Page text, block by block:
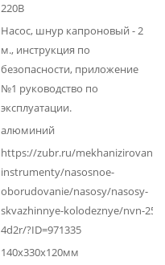
220В
Насос, шнур капроновый - 2
м., инструкция по
безопасности, приложение
№1 руководство по
эксплуатации.
алюминий
https://zubr.ru/
instrumenty/nasosnoe-
oborudovanie/nasosy/nasosy-
skvazhinnye-kolodeznye/nvn-25-
4d2r/?ID=971335
140x330x120мм